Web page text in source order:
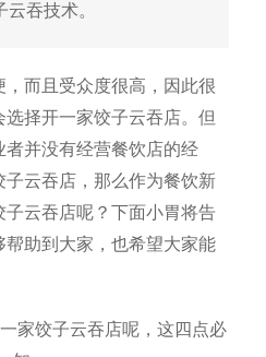
吞技术。
而且受众度很高，因此很
择开一家饺子云吞店。但
并没有经营餐饮店的经
云吞店，那么作为餐饮新
云吞店呢？下面小胃将告
助到大家，也希望大家能